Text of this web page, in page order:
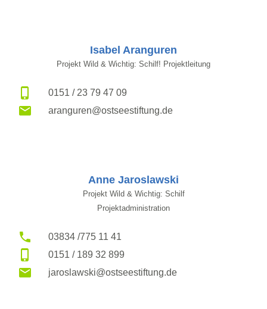
Isabel Aranguren
Projekt Wild & Wichtig: Schilf! Projektleitung
0151 / 23 79 47 09
aranguren@ostseestiftung.de
Anne Jaroslawski
Projekt Wild & Wichtig: Schilf
Projektadministration
03834 /775 11 41
0151 / 189 32 899
jaroslawski@ostseestiftung.de